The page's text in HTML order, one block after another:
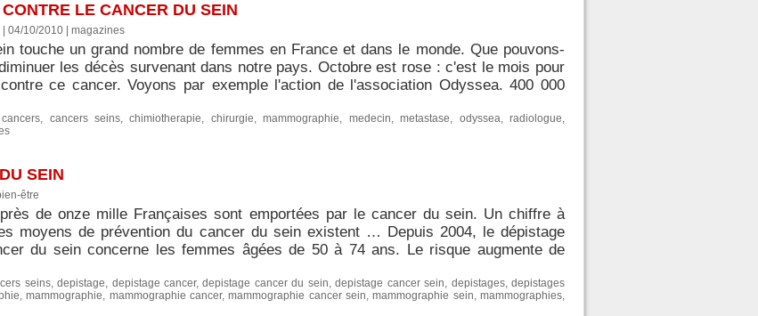
LE CANCER DU SEIN
| 04/10/2010 magazines
touche un grand nombre de femmes en France et dans le monde. Que pouvons-
les décès survenant dans notre pays. Octobre est rose : c'est le mois pour
ce cancer. Voyons par exemple l'action de l'association Odyssea. 400 000
cancers, cancers seins,chimiotherapie, chirurgie,mammographie, medecin,metastase, odyssea, radiologue,
SEIN
être
de onze mille Françaises sont emportées par le cancer du sein. Un chiffre à
moyens de prévention du cancer du sein existent … Depuis 2004, le dépistage
du sein concerne les femmes âgées de 50 à 74 ans. Le risque augmente de
seins,depistage, depistage cancer,depistage cancer du sein,depistage cancer sein, depistages,depistages
,mammographie, mammographie cancer,mammographie cancer sein,mammographie sein,mammographies,